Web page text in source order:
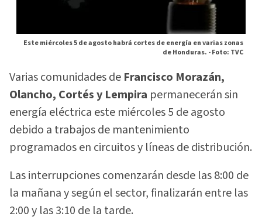
Este miércoles 5 de agosto habrá cortes de energía en varias zonas
de Honduras. -Foto: TVC
Varias comunidades de Francisco Morazán,
Olancho, Cortés y Lempira permanecerán sin
energía eléctrica este miércoles 5 de agosto
debido a trabajos de mantenimiento
programados en circuitos y líneas de distribución.
Las interrupciones comenzarán desde las 8:00 de
la mañana y según el sector, finalizarán entre las
2:00 y las 3:10 de la tarde.